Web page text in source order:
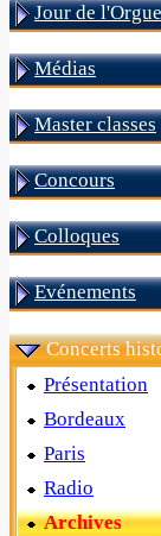
Jour de l'Orgue
Médias
Master classes
Concours
Colloques
Evénements
Concerts
Présentation
Bordeaux
Paris
Radio
Archives